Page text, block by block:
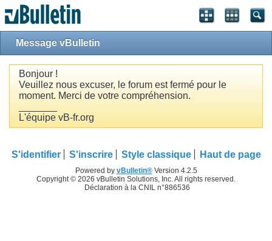
Message vBulletin
Bonjour !
Veuillez nous excuser, le forum est fermé pour le
moment. Merci de votre compréhension.
L'équipe vB-fr.org
S'identifier S'inscrire Style classique Haut de page
Powered by vBulletin®Version 4.2.5
Copyright © 2026 vBulletin Solutions, Inc. All rights reserved.
Déclaration à la CNIL n°886536